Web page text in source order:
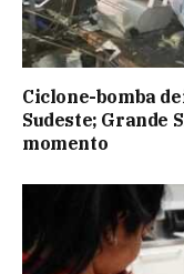
Ciclone-bomba
Sudeste; Grande
momento